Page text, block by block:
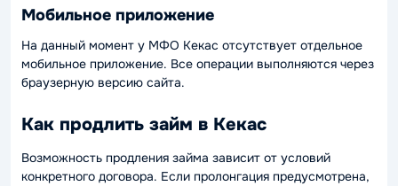
Мобильное приложение
На данный момент у МФО Кекас отсутствует отдельное
мобильное приложение. Все операции выполняются через
браузерную версию сайта.
Как продлить займ в Кекас
Возможность продления займа зависит от условий
конкретного договора. Если пролонгация предусмотрена,